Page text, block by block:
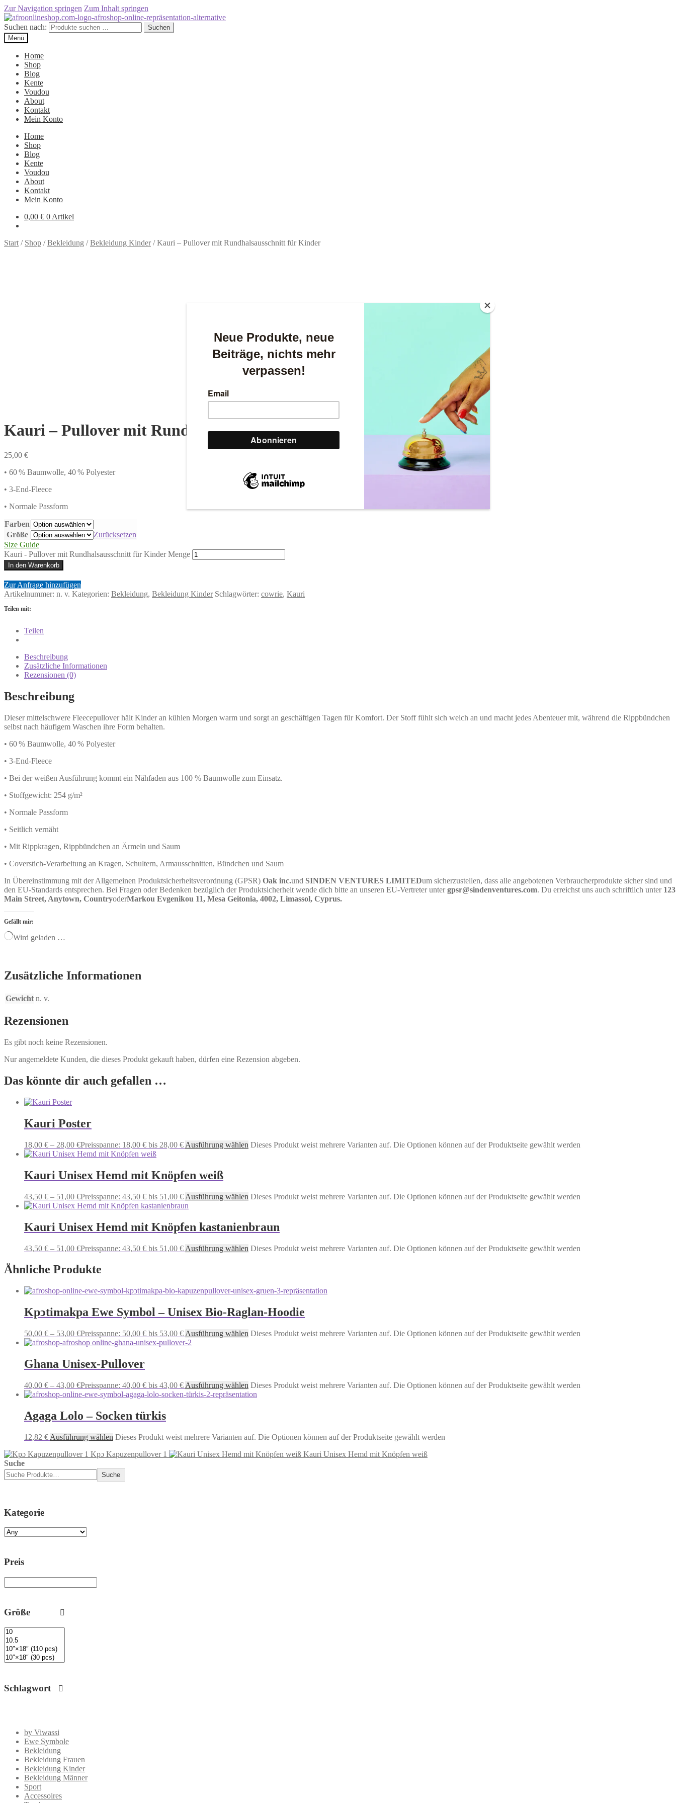
Zur Navigation springen Zum Inhalt springen
Suchen nach:
Suchen
Menü
Home
Shop
Blog
Kente
Voudou
About
Kontakt
Mein Konto
Home
Shop
Blog
Kente
Voudou
About
Kontakt
Mein Konto
0,00 € 0 Artikel
Start / Shop /Bekleidung /Bekleidung Kinder/Kauri – Pullover mit Rundhalsausschnitt für Kinder
Kauri – Pullover mit Rundhalsausschnitt für Kinder
25,00 €
• 60 % Baumwolle, 40 % Polyester
• 3-End-Fleece
• Normale Passform
Farben
Größe
Zurücksetzen
Size Guide
Kauri - Pullover mit Rundhalsausschnitt für Kinder Menge
In den Warenkorb
Zur Anfrage hinzufügen
Artikelnummer: n. v. Kategorien: Bekleidung, Bekleidung Kinder Schlagwörter: cowrie, Kauri
Teilen mit:
Teilen
Beschreibung
Zusätzliche Informationen
Rezensionen (0)
Beschreibung
Dieser mittelschwere Fleecepullover hält Kinder an kühlen Morgen warm und sorgt an geschäftigen Tagen für Komfort. Der Stoff fühlt sich weich an und macht jedes Abenteuer mit, während die Rippbündchen
selbst nach häufigem Waschen ihre Form behalten.
• 60 % Baumwolle, 40 % Polyester
• 3-End-Fleece
• Bei der weißen Ausführung kommt ein Nähfaden aus 100 % Baumwolle zum Einsatz.
• Stoffgewicht: 254 g/m²
• Normale Passform
• Seitlich vernäht
• Mit Rippkragen, Rippbündchen an Ärmeln und Saum
• Coverstich-Verarbeitung an Kragen, Schultern, Armausschnitten, Bündchen und Saum
In Übereinstimmung mit der Allgemeinen Produktsicherheitsverordnung (GPSR) Oak inc.und SINDEN VENTURES LIMITEDum sicherzustellen, dass alle angebotenen Verbraucherprodukte sicher sind und
den EU-Standards entsprechen. Bei Fragen oder Bedenken bezüglich der Produktsicherheit wende dich bitte an unseren EU-Vertreter untergpsr@sindenventures.com. Du erreichst uns auch schriftlich unter 123
Main Street, Anytown, CountryoderMarkou Evgenikou 11, Mesa Geitonia, 4002, Limassol, Cyprus.
Gefällt mir:
Wird geladen …
Zusätzliche Informationen
Gewicht n. v.
Rezensionen
Es gibt noch keine Rezensionen.
Nur angemeldete Kunden, die dieses Produkt gekauft haben, dürfen eine Rezension abgeben.
Das könnte dir auch gefallen …
Kauri Poster
18,00 € – 28,00 €Preisspanne: 18,00 € bis 28,00 € Ausführung wählen Dieses Produkt weist mehrere Varianten auf. Die Optionen können auf der Produktseite gewählt werden
Kauri Unisex Hemd mit Knöpfen weiß
43,50 € – 51,00 €Preisspanne: 43,50 € bis 51,00 € Ausführung wählen Dieses Produkt weist mehrere Varianten auf. Die Optionen können auf der Produktseite gewählt werden
Kauri Unisex Hemd mit Knöpfen kastanienbraun
43,50 € – 51,00 €Preisspanne: 43,50 € bis 51,00 € Ausführung wählen Dieses Produkt weist mehrere Varianten auf. Die Optionen können auf der Produktseite gewählt werden
Ähnliche Produkte
Kpͻtimakpa Ewe Symbol – Unisex Bio-Raglan-Hoodie
50,00 € – 53,00 €Preisspanne: 50,00 € bis 53,00 € Ausführung wählen Dieses Produkt weist mehrere Varianten auf. Die Optionen können auf der Produktseite gewählt werden
Ghana Unisex-Pullover
40,00 € – 43,00 €Preisspanne: 40,00 € bis 43,00 € Ausführung wählen Dieses Produkt weist mehrere Varianten auf. Die Optionen können auf der Produktseite gewählt werden
Agaga Lolo – Socken türkis
12,82 € Ausführung wählen Dieses Produkt weist mehrere Varianten auf. Die Optionen können auf der Produktseite gewählt werden
Kpɔ Kapuzenpullover 1
Kauri Unisex Hemd mit Knöpfen weiß
Suche
Suche
Kategorie
Preis
Größe
Schlagwort
by Viwassi
Ewe Symbole
Bekleidung
Bekleidung Frauen
Bekleidung Kinder
Bekleidung Männer
Sport
Accessoires